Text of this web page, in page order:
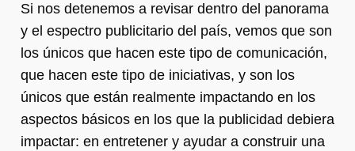
Si nos detenemos a revisar dentro del panorama
y el espectro publicitario del país, vemos que son
los únicos que hacen este tipo de comunicación,
que hacen este tipo de iniciativas, y son los
únicos que están realmente impactando en los
aspectos básicos en los que la publicidad debiera
impactar: en entretener y ayudar a construir una